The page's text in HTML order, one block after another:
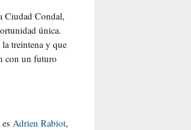
Ciudad Condal,
única.
treintena y que
con un futuro
Adrien Rabiot,